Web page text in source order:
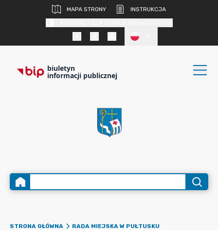
MAPA STRONY
INSTRUKCJA
biuletyn
informacji publicznej
STRONA GŁÓWNA
RADA MIEJSKA W PUŁTUSKU